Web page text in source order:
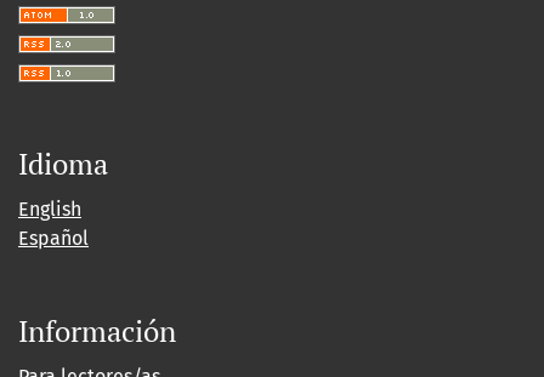
Idioma
English
Español
Información